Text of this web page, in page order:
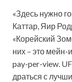
«Здесь нужно
Каттар, Яир
«Корейский
них – это мейн-
pay-per-view.
драться с